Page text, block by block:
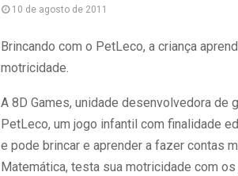
10 de agosto de 2011
Brincando com o PetLeco, a criança
motricidade.
A 8D Games, unidade desenvolvedora de
PetLeco, um jogo infantil com finalidade
e pode brincar e aprender a fazer contas
Matemática, testa sua motricidade com